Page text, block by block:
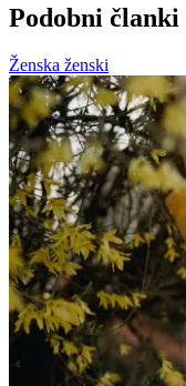
Podobni članki
Ženska ženski